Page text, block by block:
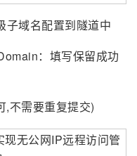
子域名配置到隧道中
：填写保留成功
,不需要重复提交)